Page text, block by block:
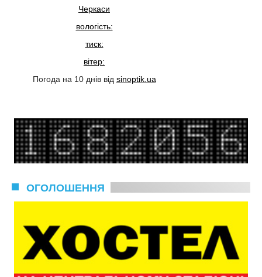
Черкаси
вологість:
тиск:
вітер:
Погода на 10 днів від sinoptik.ua
ОГОЛОШЕННЯ